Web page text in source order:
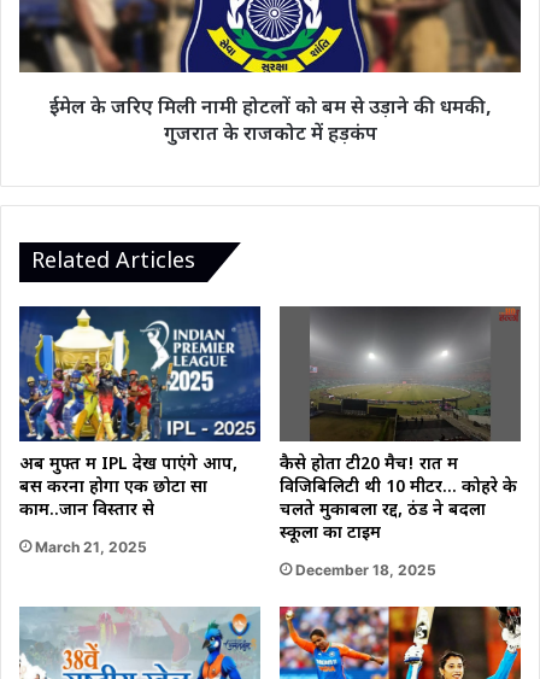
को
बम
से
में
हड़कंप
ईमेल के जरिए मिली नामी होटलों को बम से उड़ाने की धमकी,
गुजरात के राजकोट में हड़कंप
Related Articles
अब मुफ्त में IPL देख पाएंगे आप,
बस करना होगा एक छोटा सा
काम..जानें विस्तार से
March 21, 2025
कैसे होता टी20 मैच! रात में
विजिबिलिटी थी 10 मीटर… कोहरे के
चलते मुकाबला रद्द, ठंड ने बदला
स्कूलों का टाइम
December 18, 2025